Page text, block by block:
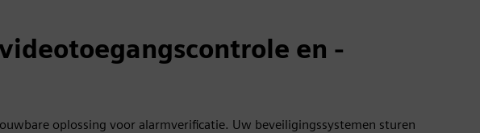
videotoegangscontrole en -
oplossing voor alarmverificatie. Uw beveiligingssystemen sturen